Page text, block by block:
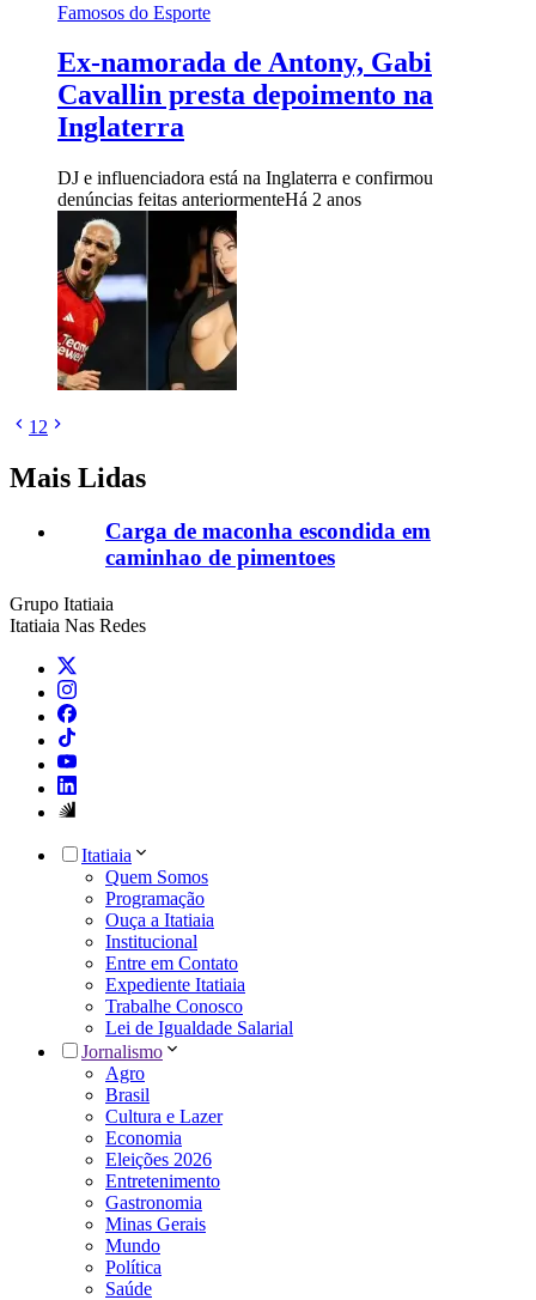
Famosos do Esporte
Ex-namorada de Antony, Gabi
Cavallin presta depoimento na
Inglaterra
DJ e influenciadora está na Inglaterra e confirmou
denúncias feitas anteriormenteHá 2 anos
1 2
Mais Lidas
Carga de maconha escondida em
caminhao de pimentoes
Grupo Itatiaia
Itatiaia Nas Redes
Itatiaia
Quem Somos
Programação
Ouça a Itatiaia
Institucional
Entre em Contato
Expediente Itatiaia
Trabalhe Conosco
Lei de Igualdade Salarial
Jornalismo
Agro
Brasil
Cultura e Lazer
Economia
Eleições 2026
Entretenimento
Gastronomia
Minas Gerais
Mundo
Política
Saúde